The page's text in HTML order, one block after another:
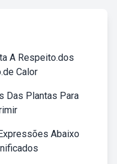
A Respeito.dos
Calor
Das Plantas Para
Abaixo